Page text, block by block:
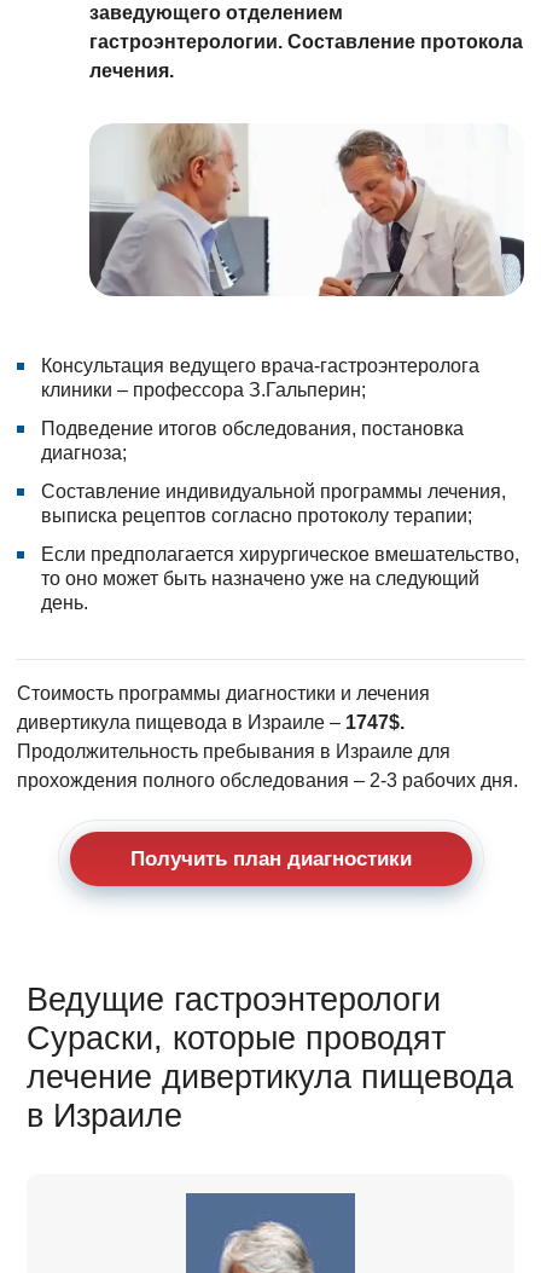
заведующего отделением
гастроэнтерологии. Составление протокола
лечения.
Консультация ведущего врача-гастроэнтеролога
клиники – профессора З.Гальперин;
Подведение итогов обследования, постановка
диагноза;
Составление индивидуальной программы лечения,
выписка рецептов согласно протоколу терапии;
Если предполагается хирургическое вмешательство,
то оно может быть назначено уже на следующий
день.
Стоимость программы диагностики и лечения
дивертикула пищевода в Израиле – 1747$.
Продолжительность пребывания в Израиле для
прохождения полного обследования – 2-3 рабочих дня.
Получить план диагностики
Ведущие гастроэнтерологи
Сураски, которые проводят
лечение дивертикула пищевода
в Израиле